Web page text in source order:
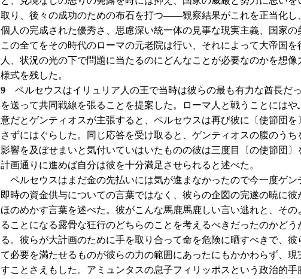
取り、後々の成功のための布石を打つ――観察結果がこれを正当化し
個人の完成された優秀さ、思慮深い統一体の見事な現実主義、国家の
この全てをその時代のローマの元老院は行い、それによって大帝国
人、状況の光の下で問題に当たるのにどんなことが必要なのかを想像
様式を残した。
9 ペルセウスはイリュリア人の王で当時は彼らの最も有力な酋長だ
を送って共同戦線を張ることを提案した。ローマ人と戦うことには
意だとゲンティオスが主張すると、ペルセウスは再び彼に〔使節団
さずにはぐらした。同じ応答を受け取ると、ゲンティオスの腹のう
影響を及ぼせまいと気付いていはいたものの彼は三度目〔の使節団
計画通りに進めば自分は彼を十分満足させられると述べた。
ペルセウスはまだ金の先払いには気が進まなかったので今一度ゲン
即時の資金供与についての言葉ではなく、彼らの企図の完遂の暁に
ほのめかす言葉を述べた。彼がこんな馬鹿馬鹿しい言い逃れと、そ
ることになる露骨な狂行のどちらのことを考えるべきだったのかど
る。彼らが大計画のために手を取り合って命を危険に晒すべきで、
て必要を満たせるものが彼らの力の範囲にあったにもかかわらず、
すことさえもした。アミュンタスの息子フィリッポスという政治的